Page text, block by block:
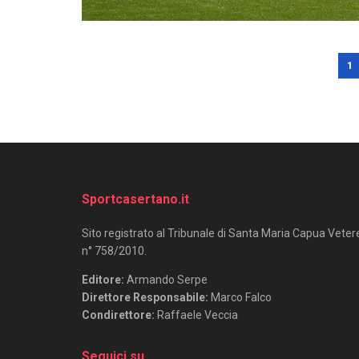
1
Sportcasertano.it
Sito registrato al Tribunale di Santa Maria Capua
n° 758/2010.
Editore: Armando Serpe
Direttore Responsabile: Marco Falco
Condirettore: Raffaele Veccia